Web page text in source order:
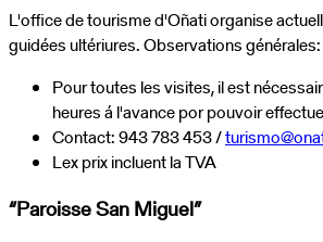
L'office de tourisme d'Oñati organise
guidées ultériures. Observations générales:
Pour toutes les visites, il est
heures á l'avance por pouvoir
Contact: 943 783 453 /
Lex prix incluent la TVA
“Paroisse San Miguel”